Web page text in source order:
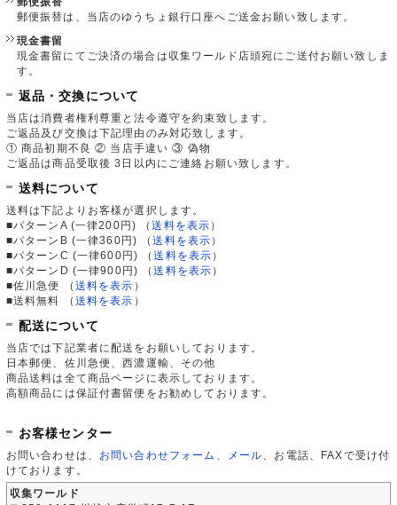
郵便振替は、当店のゆうちょ銀行口座へご送金お願い致します。
現金書留
現金書留にてご決済の場合は収集ワールド店頭宛にご送付お願い致しま
す。
返品・交換について
当店は消費者権利尊重と法令遵守を約束致します。
ご返品及び交換は下記理由のみ対応致します。
① 商品初期不良 ② 当店手違い ③ 偽物
ご返品は商品受取後 3日以内にご連絡お願い致します。
送料について
送料は下記よりお客様が選択します。
■パターンA (一律200円)
（送料を表示 ）
■パターンB (一律360円)
（送料を表示 ）
■パターンC (一律600円)
（送料を表示 ）
■パターンD (一律900円)
（送料を表示 ）
■佐川急便
（ 送料を表示 ）
■送料無料
（ 送料を表示 ）
配送について
当店では下記業者に配送をお願いしております。
日本郵便、佐川急便、西濃運輸、その他
商品送料は全て商品ページに表示しております。
高額商品には保証付書留便をお勧めしております。
お客様センター
お問い合わせは、 お問い合わせフォーム メール 、お電話、FAXで受け付
けております。
収集ワールド